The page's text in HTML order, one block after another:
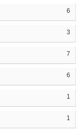
6
3
7
6
1
1